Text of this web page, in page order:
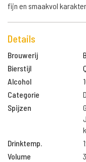
fijn en smaakvol
Details
Brouwerij
Bierstijl
Alcohol
Categorie
Spijzen
Drinktemp.
Volume